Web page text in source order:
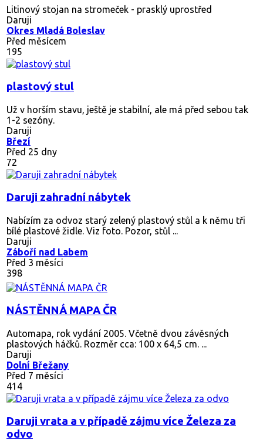
Litinový stojan na stromeček - prasklý uprostřed
Daruji
Okres Mladá Boleslav
Před měsícem
195
plastový stul
Už v horším stavu, ještě je stabilní, ale má před sebou tak
1-2 sezóny.
Daruji
Březí
Před 25 dny
72
Daruji zahradní nábytek
Nabízím za odvoz starý zelený plastový stůl a k němu tři
bílé plastové židle. Viz foto. Pozor, stůl ...
Daruji
Záboří nad Labem
Před 3 měsíci
398
NÁSTĚNNÁ MAPA ČR
Automapa, rok vydání 2005. Včetně dvou závěsných
plastových háčků. Rozměr cca: 100 x 64,5 cm. ...
Daruji
Dolní Břežany
Před 7 měsíci
414
Daruji vrata a v případě zájmu více Železa za
odvo